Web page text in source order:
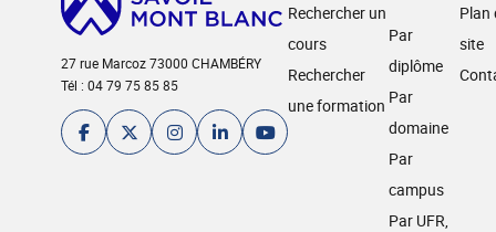
27 rue Marcoz 73000 CHAMBÉRY
Tél : 04 79 75 85 85
Rechercher un
cours
Rechercher
une formation
Par
diplôme
Par
domaine
Par
campus
Par UFR,
Plan
site